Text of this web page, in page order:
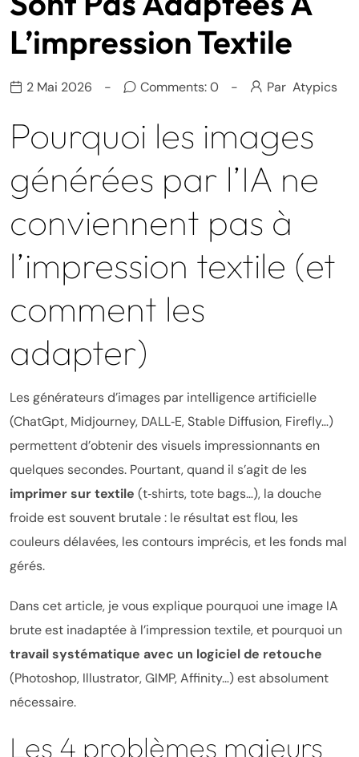
L’impression Textile
2 Mai 2026 Comments: 0 Par Atypics
Pourquoi les images
générées par l’IA ne
conviennent pas à
l’impression textile (et
comment les
adapter)
Les générateurs d’images par intelligence artificielle
(ChatGpt, Midjourney, DALL‑E, Stable Diffusion, Firefly…)
permettent d’obtenir des visuels impressionnants en
quelques secondes. Pourtant, quand il s’agit de les
imprimer sur textile (t‑shirts, tote bags…), la douche
froide est souvent brutale : le résultat est flou, les
couleurs délavées, les contours imprécis, et les fonds mal
gérés.
Dans cet article, je vous explique pourquoi une image IA
brute est inadaptée à l’impression textile, et pourquoi un
travail systématique avec un logiciel de retouche
(Photoshop, Illustrator, GIMP, Affinity…) est absolument
nécessaire.
Les 4 problèmes majeurs